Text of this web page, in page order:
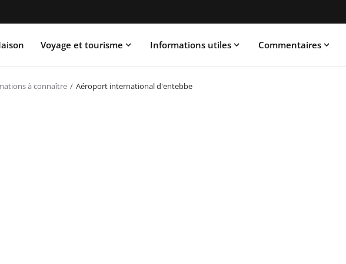
Voyage et tourisme Informations utiles Commentaires
à connaître Aéroport international d'entebbe